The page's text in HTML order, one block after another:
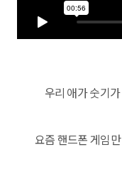
우리 애가 숫기
요즘 핸드폰 게임